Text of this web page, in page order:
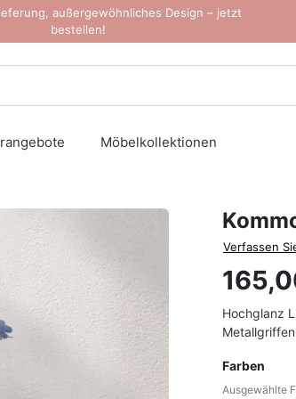
außergewöhnliches Design – jetzt
bestellen!
Möbelkollektionen
Verfassen
Hochglanz
Farben
Ausgewählte